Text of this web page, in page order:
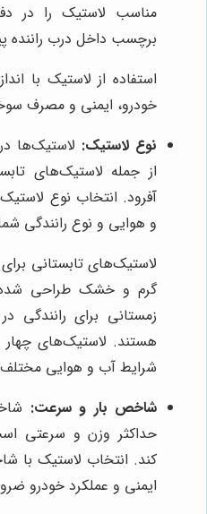
مناسب لاستیک را در
برچسب داخل درب راننده
استفاده از لاستیک با
خودرو، ایمنی و مصرف
نوع لاستیک: لاستیک‌ها
از جمله لاستیک‌های
آفرود. انتخاب نوع
و هوایی و نوع رانندگی
لاستیک‌های تابستانی
گرم و خشک طراحی
زمستانی برای
هستند. لاستیک‌های چهار
شرایط آب و هوایی مختلف
شاخص بار و سرعت:
حداکثر وزن و سرعتی
کند. انتخاب لاستیک با
ایمنی و عملکرد خودرو